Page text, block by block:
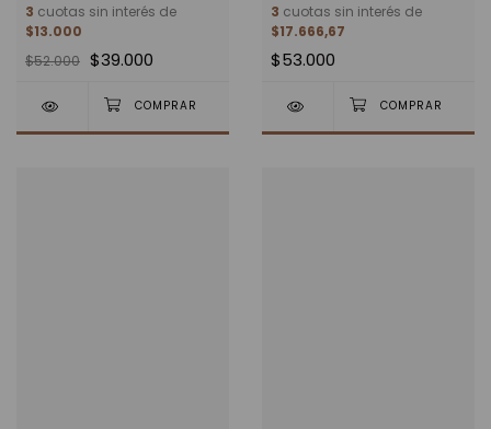
3 cuotas sin interés de
$13.000
$52.000 $39.000
3 cuotas sin interés de
$17.666,67
$53.000